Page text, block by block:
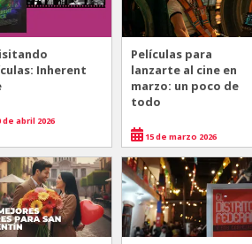
Inherent
de abril 2026
Películas para
lanzarte al cine en
marzo: un poco de
todo
15 de marzo 2026